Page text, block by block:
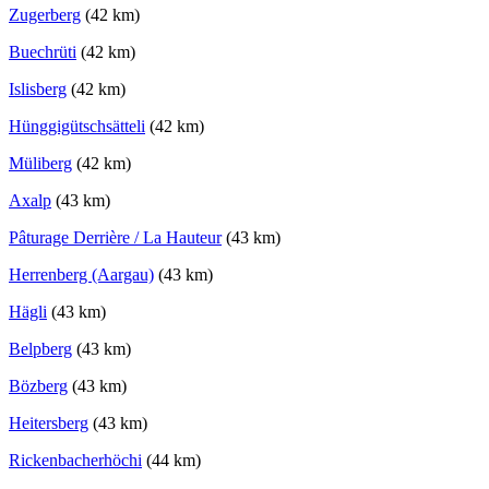
Zugerberg (42 km)
Buechrüti (42 km)
Islisberg (42 km)
Hünggigütschsätteli (42 km)
Müliberg (42 km)
Axalp (43 km)
Pâturage Derrière / La Hauteur(43 km)
Herrenberg (Aargau) (43 km)
Hägli (43 km)
Belpberg (43 km)
Bözberg (43 km)
Heitersberg (43 km)
Rickenbacherhöchi (44 km)